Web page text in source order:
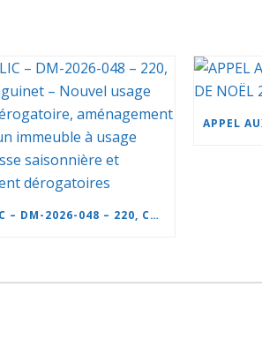
AVIS PUBLIC – DM-2026-048 – 220, CHEMIN SANGUINET – NOUVEL USAGE SUR UN LOT DÉROGATOIRE, AMÉNAGEMENT INTÉRIEUR D’UN IMMEUBLE À USAGE MIXTE, TERRASSE SAISONNIÈRE ET STATIONNEMENT DÉROGATOIRES